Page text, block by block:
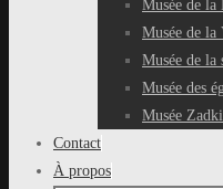
Musée de
Musée de la
Musée de la
Musée des
Musée
Contact
À propos